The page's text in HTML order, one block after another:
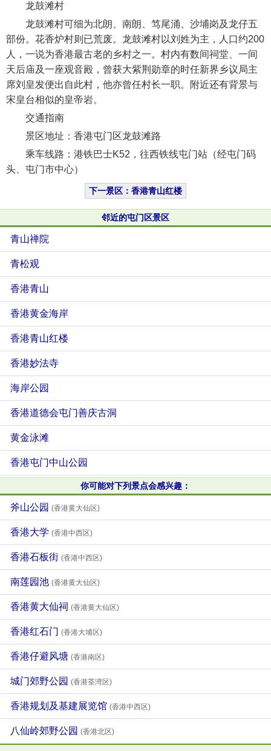
龙鼓滩村
龙鼓滩村可细为北朗、南朗、笃尾涌、沙埔岗及龙仔五
部份。花香炉村则已荒废。龙鼓滩村以刘姓为主，人口约200
人，一说为香港最古老的乡村之一。村内有数间祠堂、一间
天后庙及一座观音殿，曾获大紫荆勋章的时任新界乡议局主
席刘皇发便出自此村，他亦曾任村长一职。附近还有背景与
宋皇台相似的皇帝岩。
交通指南
景区地址：香港屯门区龙鼓滩路
乘车线路：港铁巴士K52，往西铁线屯门站（经屯门码
头、屯门市中心）
下一景区：香港青山红楼
邻近的屯门区景区
青山禅院
青松观
香港青山
香港黄金海岸
香港青山红楼
香港妙法寺
海岸公园
香港道德会屯门善庆古洞
黄金泳滩
香港屯门中山公园
你可能对下列景点会感兴趣：
斧山公园 (香港黄大仙区)
香港大学 (香港中西区)
香港石板街 (香港中西区)
南莲园池 (香港黄大仙区)
香港黄大仙祠 (香港黄大仙区)
香港红石门 (香港大埔区)
香港仔避风塘 (香港南区)
城门郊野公园 (香港荃湾区)
香港规划及基建展览馆 (香港中西区)
八仙岭郊野公园 (香港北区)